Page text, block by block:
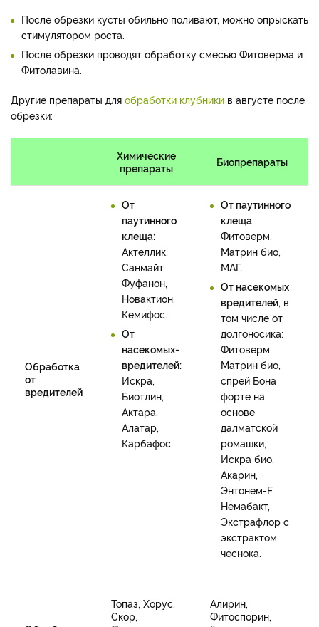
После обрезки кусты обильно поливают, можно опрыскать
стимулятором роста.
После обрезки проводят обработку смесью Фитоверма и
Фитолавина.
Другие препараты для обработки клубники в августе после
обрезки:
Химические
препараты
Биопрепараты
Обработка
от
вредителей
От
паутинного
клеща:
Актеллик,
Санмайт,
Фуфанон,
Новактион,
Кемифос.
От
насекомых-
вредителей:
Искра,
Биотлин,
Актара,
Алатар,
Карбафос.
От паутинного
клеща:
Фитоверм,
Матрин био,
МАГ.
От насекомых
вредителей, в
том числе от
долгоносика:
Фитоверм,
Матрин био,
спрей Бона
форте на
основе
далматской
ромашки,
Искра био,
Акарин,
Энтонем-F,
Немабакт,
Экстрафлор с
экстрактом
чеснока.
Топаз, Хорус,
Скор,
Алирин,
Фитоспорин,